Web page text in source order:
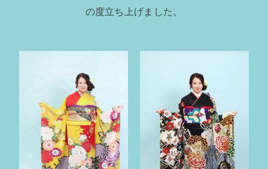
の度立ち上げました。